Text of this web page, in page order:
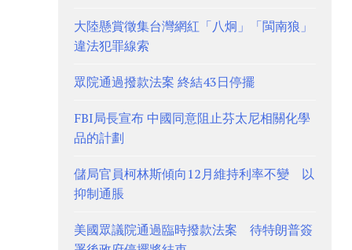
大陸懸賞徵集台灣網紅「八炯」「閩南狼」
違法犯罪線索
眾院通過撥款法案 終結43日停擺
FBI局長宣布 中國同意阻止芬太尼相關化學
品的計劃
儲局官員柯林斯傾向12月維持利率不變 以
抑制通脹
美國眾議院通過臨時撥款法案 待特朗普簽